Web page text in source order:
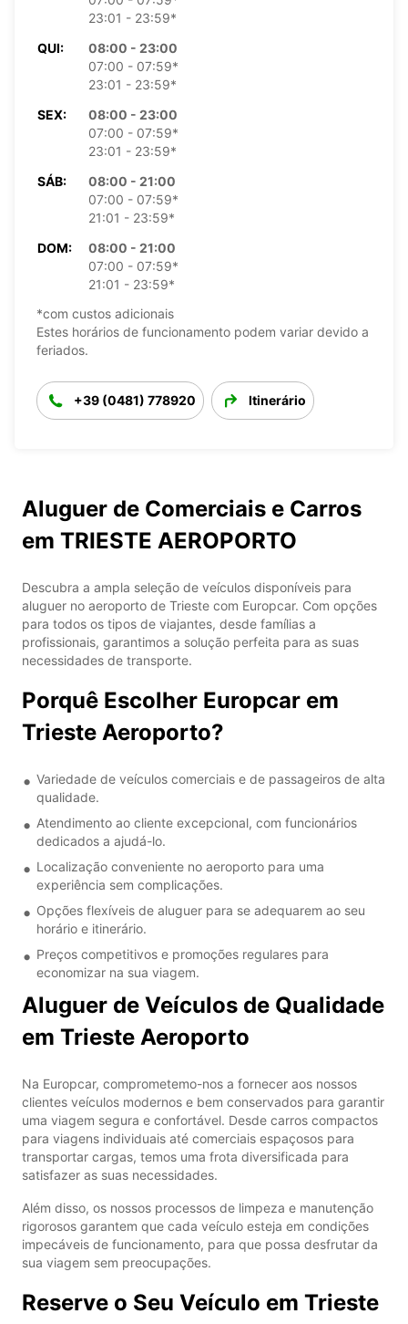
23:01 - 23:59*
QUI:
08:00 - 23:00
07:00 - 07:59*
23:01 - 23:59*
SEX:
08:00 - 23:00
07:00 - 07:59*
23:01 - 23:59*
SÁB:
08:00 - 21:00
07:00 - 07:59*
21:01 - 23:59*
DOM:
08:00 - 21:00
07:00 - 07:59*
21:01 - 23:59*
*com custos adicionais
Estes horários de funcionamento podem variar devido a
feriados.
+39 (0481) 778920 Itinerário
Aluguer de Comerciais e Carros
em TRIESTE AEROPORTO
Descubra a ampla seleção de veículos disponíveis para
aluguer no aeroporto de Trieste com Europcar. Com opções
para todos os tipos de viajantes, desde famílias a
profissionais, garantimos a solução perfeita para as suas
necessidades de transporte.
Porquê Escolher Europcar em
Trieste Aeroporto?
Variedade de veículos comerciais e de passageiros de alta
qualidade.
Atendimento ao cliente excepcional, com funcionários
dedicados a ajudá-lo.
Localização conveniente no aeroporto para uma
experiência sem complicações.
Opções flexíveis de aluguer para se adequarem ao seu
horário e itinerário.
Preços competitivos e promoções regulares para
economizar na sua viagem.
Aluguer de Veículos de Qualidade
em Trieste Aeroporto
Na Europcar, comprometemo-nos a fornecer aos nossos
clientes veículos modernos e bem conservados para garantir
uma viagem segura e confortável. Desde carros compactos
para viagens individuais até comerciais espaçosos para
transportar cargas, temos uma frota diversificada para
satisfazer as suas necessidades.
Além disso, os nossos processos de limpeza e manutenção
rigorosos garantem que cada veículo esteja em condições
impecáveis de funcionamento, para que possa desfrutar da
sua viagem sem preocupações.
Reserve o Seu Veículo em Trieste